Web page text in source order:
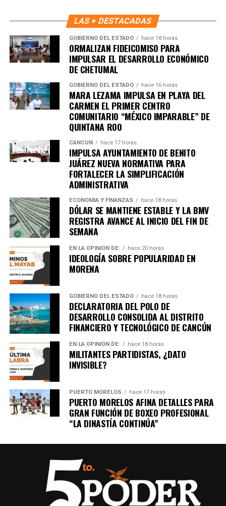
Recibe las noticias al instante
Únete al canal oficial de WhatsApp de
Quinto Podery recibe las noticias más
importantes de Quintana Roo directamente
en tu teléfono.
Unirme al canal de WhatsApp
LAS + DESTACADAS
GOBIERNO DEL ESTADO hace 18 horas
ORMALIZAN FIDEICOMISO PARA
IMPULSAR EL DESARROLLO ECONÓMICO
DE CHETUMAL
GOBIERNO DEL ESTADO hace 16 horas
MARA LEZAMA IMPULSA EN PLAYA DEL
CARMEN EL PRIMER CENTRO
COMUNITARIO “MÉXICO IMPARABLE” DE
QUINTANA ROO
CANCÚN hace 17 horas
IMPULSA AYUNTAMIENTO DE BENITO
JUÁREZ NUEVA NORMATIVA PARA
FORTALECER LA SIMPLIFICACIÓN
ADMINISTRATIVA
ECONOMÍA Y FINANZAS hace 18 horas
DÓLAR SE MANTIENE ESTABLE Y LA BMV
REGISTRA AVANCE AL INICIO DEL FIN DE
SEMANA
EN LA OPINIÓN DE: hace 20 horas
IDEOLOGÍA SOBRE POPULARIDAD EN
MORENA
GOBIERNO DEL ESTADO hace 18 horas
DECLARATORIA DEL POLO DE
DESARROLLO CONSOLIDA AL DISTRITO
FINANCIERO Y TECNOLÓGICO DE CANCÚN
EN LA OPINIÓN DE: hace 18 horas
MILITANTES PARTIDISTAS, ¿DATO
INVISIBLE?
PUERTO MORELOS hace 17 horas
PUERTO MORELOS AFINA DETALLES PARA
GRAN FUNCIÓN DE BOXEO PROFESIONAL
“LA DINASTÍA CONTINÚA”